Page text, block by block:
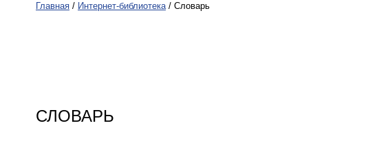
Главная / Интернет-библиотека / Словарь
СЛОВАРЬ